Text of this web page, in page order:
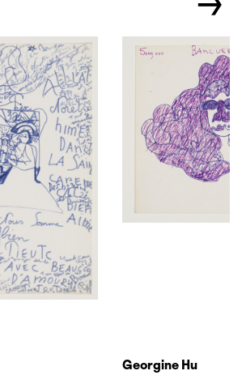
Georgine Hu